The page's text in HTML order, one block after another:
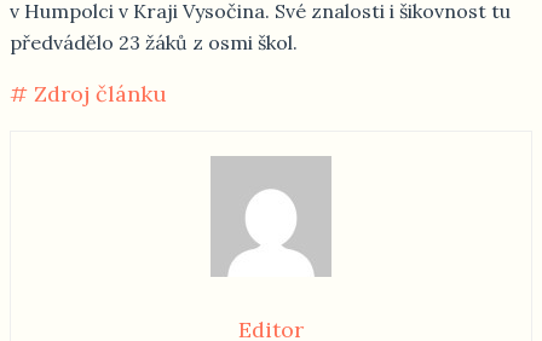
v Humpolci v Kraji Vysočina. Své znalosti i šikovnost tu
předvádělo 23 žáků z osmi škol.
# Zdroj článku
Editor